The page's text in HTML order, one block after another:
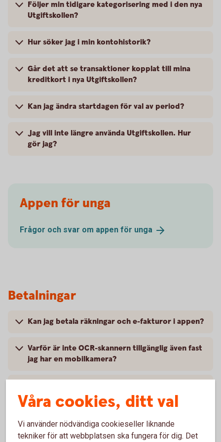
Följer min tidigare kategorisering med i den nya
Utgiftskollen?
Hur söker jag i min kontohistorik?
Går det att se transaktioner kopplat till mina
kreditkort i nya Utgiftskollen?
Kan jag ändra startdagen för val av period?
Jag vill inte längre använda Utgiftskollen. Hur
gör jag?
Appen för unga
Frågor och svar om appen för unga
Betalningar
Kan jag betala räkningar och e-fakturor i appen?
Varför är inte OCR-skannern tillgänglig även fast
jag har en mobilkamera?
Våra cookies, ditt val
Vi använder nödvändiga cookieseller liknande
tekniker för att webbplatsen ska fungera för dig. Det